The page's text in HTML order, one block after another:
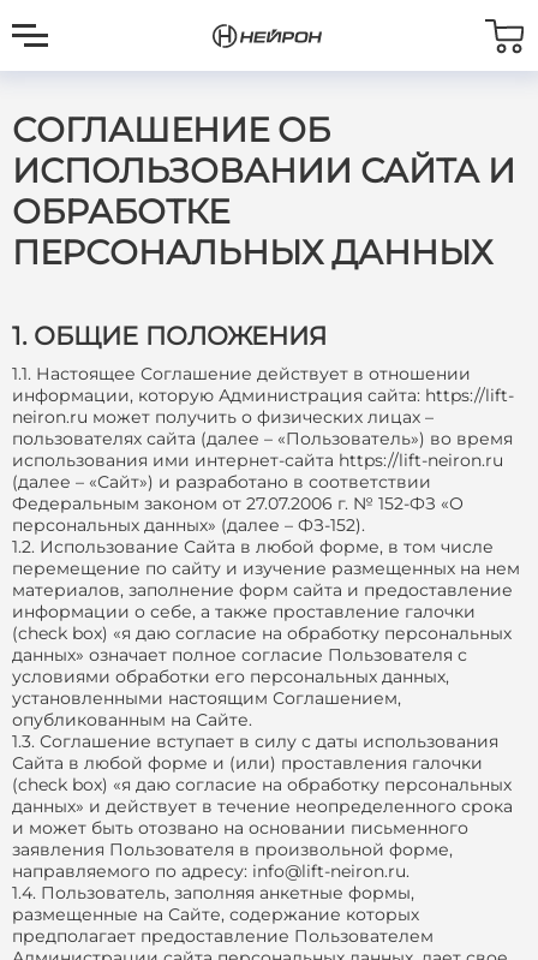
СОГЛАШЕНИЕ ОБ
ИСПОЛЬЗОВАНИИ САЙТА И
ОБРАБОТКЕ
ПЕРСОНАЛЬНЫХ ДАННЫХ
1. ОБЩИЕ ПОЛОЖЕНИЯ
1.1. Настоящее Соглашение действует в отношении
информации, которую Администрация сайта: https://lift-
neiron.ru может получить о физических лицах –
пользователях сайта (далее – «Пользователь») во время
использования ими интернет-сайта https://lift-neiron.ru
(далее – «Сайт») и разработано в соответствии
Федеральным законом от 27.07.2006 г. № 152-ФЗ «О
персональных данных» (далее – ФЗ-152).
1.2. Использование Сайта в любой форме, в том числе
перемещение по сайту и изучение размещенных на нем
материалов, заполнение форм сайта и предоставление
информации о себе, а также проставление галочки
(check box) «я даю согласие на обработку персональных
данных» означает полное согласие Пользователя с
условиями обработки его персональных данных,
установленными настоящим Соглашением,
опубликованным на Сайте.
1.3. Соглашение вступает в силу с даты использования
Сайта в любой форме и (или) проставления галочки
(check box) «я даю согласие на обработку персональных
данных» и действует в течение неопределенного срока
и может быть отозвано на основании письменного
заявления Пользователя в произвольной форме,
направляемого по адресу: info@lift-neiron.ru.
1.4. Пользователь, заполняя анкетные формы,
размещенные на Сайте, содержание которых
предполагает предоставление Пользователем